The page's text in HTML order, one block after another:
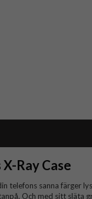
Ray Case
telefons sanna färger
Och med sitt släta